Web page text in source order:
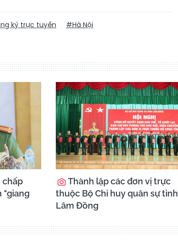
ký trực tuyến #Hà Nội
chấp
"giang
Thành lập các đơn vị trực
thuộc Bộ Chỉ huy quân sự tỉnh
Lâm Đồng